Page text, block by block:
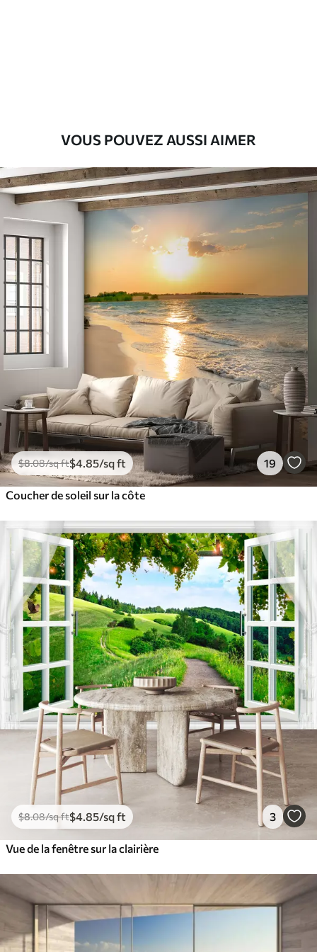
14.67$8.80/sq ft
VOUS POUVEZ AUSSI AIMER
$8.08/sq ft$4 .85/sq ft 19
Coucher de soleil sur la côte
$8.08/sq ft$4 .85/sq ft 3
Vue de la fenêtre sur la clairière